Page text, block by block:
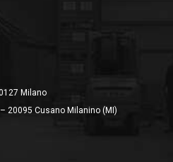
Milano
20095 Cusano Milanino (MI)